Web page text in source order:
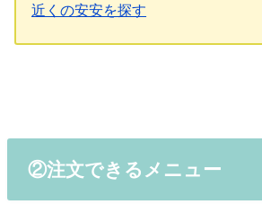
近くの安安を探す
②注文できるメニュー